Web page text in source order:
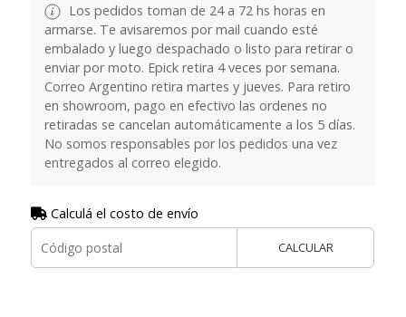
Los pedidos toman de 24 a 72 hs horas en
armarse. Te avisaremos por mail cuando esté
embalado y luego despachado o listo para retirar o
enviar por moto. Epick retira 4 veces por semana.
Correo Argentino retira martes y jueves. Para retiro
en showroom, pago en efectivo las ordenes no
retiradas se cancelan automáticamente a los 5 días.
No somos responsables por los pedidos una vez
entregados al correo elegido.
Calculá el costo de envío
CALCULAR